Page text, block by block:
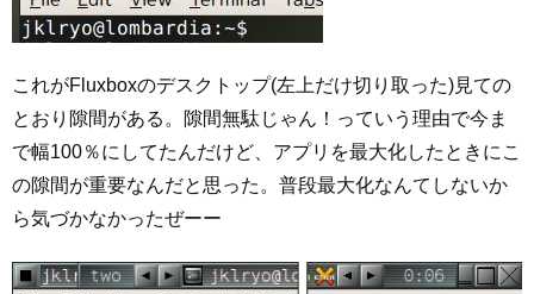
これがFluxboxのデスクトップ(左上だけ切り取った)見ての
とおり隙間がある。隙間無駄じゃん！っていう理由で今ま
で幅100％にしてたんだけど、アプリを最大化したときにこ
の隙間が重要なんだと思った。普段最大化なんてしないか
ら気づかなかったぜーー